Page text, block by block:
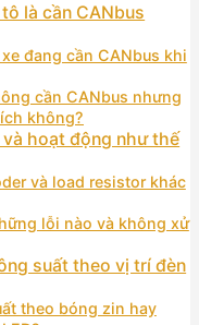
là cần CANbus
đang cần CANbus khi
cần CANbus nhưng
không?
và hoạt động như thế
và load resistor khác
lỗi nào và không xử
suất theo vị trí đèn
theo bóng zin hay